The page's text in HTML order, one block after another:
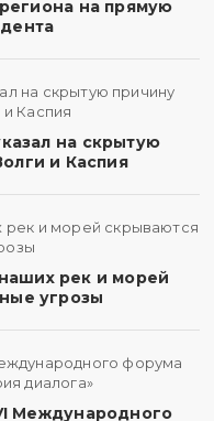
на прямую
на скрытую
и Каспия
рек и морей
угрозы
Международного